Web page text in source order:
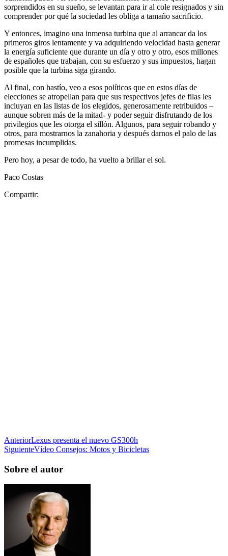
sorprendidos en su sueño, se levantan para ir al cole resignados y sin
comprender por qué la sociedad les obliga a tamaño sacrificio.
Y entonces, imagino una inmensa turbina que al arrancar da los
primeros giros lentamente y va adquiriendo velocidad hasta generar
la energía suficiente que durante un día y otro y otro, esos millones
de españoles que trabajan, con su esfuerzo y sus impuestos, hagan
posible que la turbina siga girando.
Al final, con hastío, veo a esos políticos que en estos días de
elecciones se atropellan para que sus respectivos jefes de filas les
incluyan en las listas de los elegidos, generosamente retribuidos –
aunque sobren más de la mitad- y poder seguir disfrutando de los
privilegios que les otorga el sillón. Algunos, para seguir robando y
otros, para mostrarnos la zanahoria y después darnos el palo de las
promesas incumplidas.
Pero hoy, a pesar de todo, ha vuelto a brillar el sol.
Paco Costas
Compartir:
AnteriorLexus presenta el nuevo GS300h
SiguienteVídeo Consejos: Motos y Bicicletas
Sobre el autor